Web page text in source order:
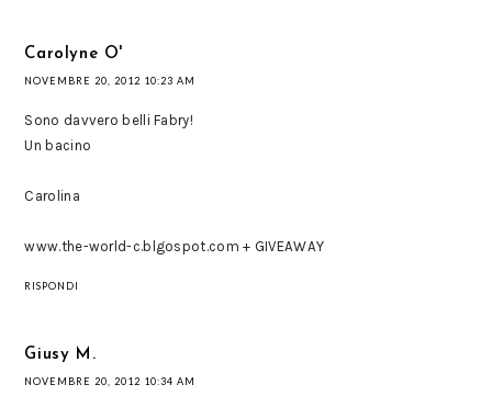
Carolyne O'
NOVEMBRE 20, 2012 10:23 AM
Sono davvero belli Fabry!
Un bacino
Carolina
www.the-world-c.blgospot.com + GIVEAWAY
RISPONDI
Giusy M.
NOVEMBRE 20, 2012 10:34 AM